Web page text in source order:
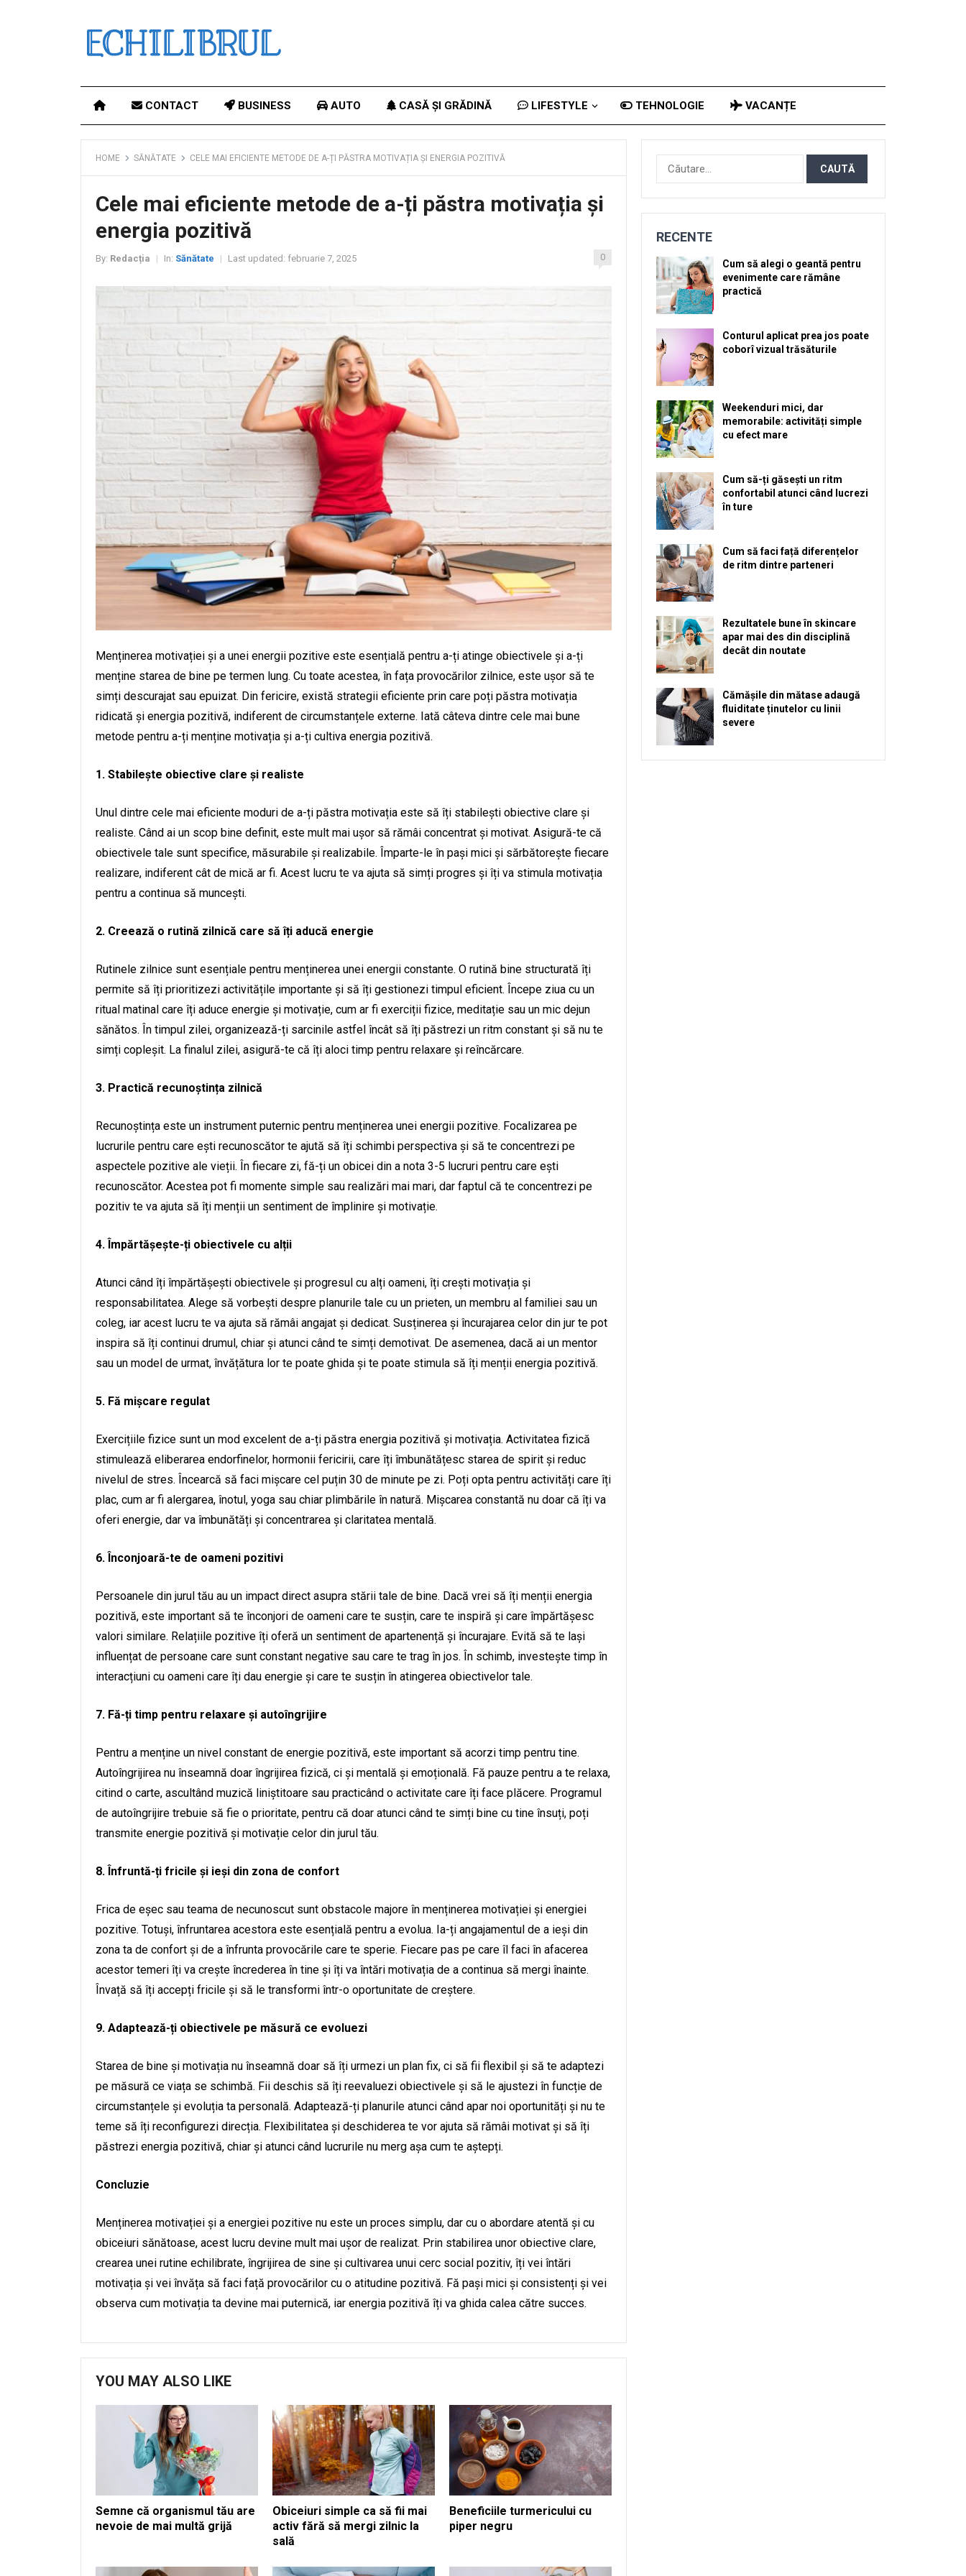
CONTACT BUSINESS AUTO CASĂ ȘI GRĂDINĂ LIFESTYLE TEHNOLOGIE VACANȚE
HOME SĂNĂTATE CELE MAI EFICIENTE METODE DE A-ȚI PĂSTRA MOTIVAȚIA ȘI ENERGIA POZITIVĂ
Cele mai eficiente metode de a-ți păstra motivația și
energia pozitivă
By: Redacția In: Sănătate Last updated: februarie 7, 2025 0
Menținerea motivației și a unei energii pozitive este esențială pentru a-ți atinge obiectivele și a-ți
menține starea de bine pe termen lung. Cu toate acestea, în fața provocărilor zilnice, este ușor să te
simți descurajat sau epuizat. Din fericire, există strategii eficiente prin care poți păstra motivația
ridicată și energia pozitivă, indiferent de circumstanțele externe. Iată câteva dintre cele mai bune
metode pentru a-ți menține motivația și a-ți cultiva energia pozitivă.
1. Stabilește obiective clare și realiste
Unul dintre cele mai eficiente moduri de a-ți păstra motivația este să îți stabilești obiective clare și
realiste. Când ai un scop bine definit, este mult mai ușor să rămâi concentrat și motivat. Asigură-te că
obiectivele tale sunt specifice, măsurabile și realizabile. Împarte-le în pași mici și sărbătorește fiecare
realizare, indiferent cât de mică ar fi. Acest lucru te va ajuta să simți progres și îți va stimula motivația
pentru a continua să muncești.
2. Creează o rutină zilnică care să îți aducă energie
Rutinele zilnice sunt esențiale pentru menținerea unei energii constante. O rutină bine structurată îți
permite să îți prioritizezi activitățile importante și să îți gestionezi timpul eficient. Începe ziua cu un
ritual matinal care îți aduce energie și motivație, cum ar fi exerciții fizice, meditație sau un mic dejun
sănătos. În timpul zilei, organizează-ți sarcinile astfel încât să îți păstrezi un ritm constant și să nu te
simți copleșit. La finalul zilei, asigură-te că îți aloci timp pentru relaxare și reîncărcare.
3. Practică recunoștința zilnică
Recunoștința este un instrument puternic pentru menținerea unei energii pozitive. Focalizarea pe
lucrurile pentru care ești recunoscător te ajută să îți schimbi perspectiva și să te concentrezi pe
aspectele pozitive ale vieții. În fiecare zi, fă-ți un obicei din a nota 3-5 lucruri pentru care ești
recunoscător. Acestea pot fi momente simple sau realizări mai mari, dar faptul că te concentrezi pe
pozitiv te va ajuta să îți menții un sentiment de împlinire și motivație.
4. Împărtășește-ți obiectivele cu alții
Atunci când îți împărtășești obiectivele și progresul cu alți oameni, îți crești motivația și
responsabilitatea. Alege să vorbești despre planurile tale cu un prieten, un membru al familiei sau un
coleg, iar acest lucru te va ajuta să rămâi angajat și dedicat. Susținerea și încurajarea celor din jur te pot
inspira să îți continui drumul, chiar și atunci când te simți demotivat. De asemenea, dacă ai un mentor
sau un model de urmat, învățătura lor te poate ghida și te poate stimula să îți menții energia pozitivă.
5. Fă mișcare regulat
Exercițiile fizice sunt un mod excelent de a-ți păstra energia pozitivă și motivația. Activitatea fizică
stimulează eliberarea endorfinelor, hormonii fericirii, care îți îmbunătățesc starea de spirit și reduc
nivelul de stres. Încearcă să faci mișcare cel puțin 30 de minute pe zi. Poți opta pentru activități care îți
plac, cum ar fi alergarea, înotul, yoga sau chiar plimbările în natură. Mișcarea constantă nu doar că îți va
oferi energie, dar va îmbunătăți și concentrarea și claritatea mentală.
6. Înconjoară-te de oameni pozitivi
Persoanele din jurul tău au un impact direct asupra stării tale de bine. Dacă vrei să îți menții energia
pozitivă, este important să te înconjori de oameni care te susțin, care te inspiră și care împărtășesc
valori similare. Relațiile pozitive îți oferă un sentiment de apartenență și încurajare. Evită să te lași
influențat de persoane care sunt constant negative sau care te trag în jos. În schimb, investește timp în
interacțiuni cu oameni care îți dau energie și care te susțin în atingerea obiectivelor tale.
7. Fă-ți timp pentru relaxare și autoîngrijire
Pentru a menține un nivel constant de energie pozitivă, este important să acorzi timp pentru tine.
Autoîngrijirea nu înseamnă doar îngrijirea fizică, ci și mentală și emoțională. Fă pauze pentru a te relaxa,
citind o carte, ascultând muzică liniștitoare sau practicând o activitate care îți face plăcere. Programul
de autoîngrijire trebuie să fie o prioritate, pentru că doar atunci când te simți bine cu tine însuți, poți
transmite energie pozitivă și motivație celor din jurul tău.
8. Înfruntă-ți fricile și ieși din zona de confort
Frica de eșec sau teama de necunoscut sunt obstacole majore în menținerea motivației și energiei
pozitive. Totuși, înfruntarea acestora este esențială pentru a evolua. Ia-ți angajamentul de a ieși din
zona ta de confort și de a înfrunta provocările care te sperie. Fiecare pas pe care îl faci în afacerea
acestor temeri îți va crește încrederea în tine și îți va întări motivația de a continua să mergi înainte.
Învață să îți accepți fricile și să le transformi într-o oportunitate de creștere.
9. Adaptează-ți obiectivele pe măsură ce evoluezi
Starea de bine și motivația nu înseamnă doar să îți urmezi un plan fix, ci să fii flexibil și să te adaptezi
pe măsură ce viața se schimbă. Fii deschis să îți reevaluezi obiectivele și să le ajustezi în funcție de
circumstanțele și evoluția ta personală. Adaptează-ți planurile atunci când apar noi oportunități și nu te
teme să îți reconfigurezi direcția. Flexibilitatea și deschiderea te vor ajuta să rămâi motivat și să îți
păstrezi energia pozitivă, chiar și atunci când lucrurile nu merg așa cum te aștepți.
Concluzie
Menținerea motivației și a energiei pozitive nu este un proces simplu, dar cu o abordare atentă și cu
obiceiuri sănătoase, acest lucru devine mult mai ușor de realizat. Prin stabilirea unor obiective clare,
crearea unei rutine echilibrate, îngrijirea de sine și cultivarea unui cerc social pozitiv, îți vei întări
motivația și vei învăța să faci față provocărilor cu o atitudine pozitivă. Fă pași mici și consistenți și vei
observa cum motivația ta devine mai puternică, iar energia pozitivă îți va ghida calea către succes.
YOU MAY ALSO LIKE
Semne că organismul tău are
nevoie de mai multă grijă
Obiceiuri simple ca să fii mai
activ fără să mergi zilnic la
sală
Beneficiile turmericului cu
piper negru
Caută
după:
RECENTE
Cum să alegi o geantă pentru
evenimente care rămâne
practică
Conturul aplicat prea jos poate
coborî vizual trăsăturile
Weekenduri mici, dar
memorabile: activități simple
cu efect mare
Cum să-ți găsești un ritm
confortabil atunci când lucrezi
în ture
Cum să faci față diferențelor
de ritm dintre parteneri
Rezultatele bune în skincare
apar mai des din disciplină
decât din noutate
Cămășile din mătase adaugă
fluiditate ținutelor cu linii
severe